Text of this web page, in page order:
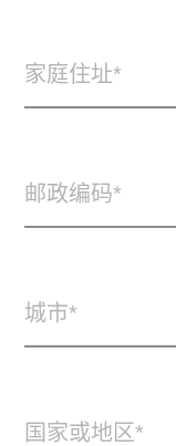
家庭住址
邮政编码
城市
国家或地区*